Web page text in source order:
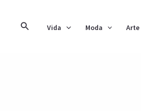
Pesquisar
Vida Moda Arte